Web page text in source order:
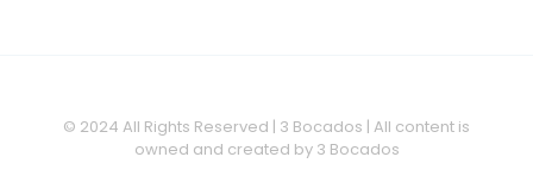
© 2024 All Rights Reserved | 3 Bocados | All content is
owned and created by 3 Bocados